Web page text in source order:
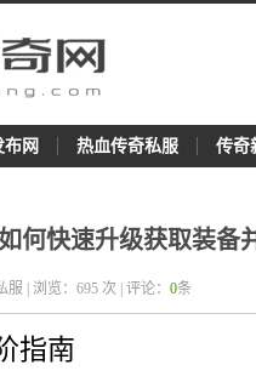
布网 热血传奇私服 传奇
何快速升级获取装备
| 浏览： 695 次 | 评论： 0条
指南